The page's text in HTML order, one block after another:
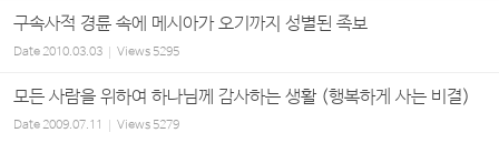
구속사적 경륜 속에 메시아가 오기까지 성별된 족보
Date2010.03.03 Views 5295
모든 사람을 위하여 하나님께 감사하는 생활 (행복하게 사는 비결)
Date2009.07.11 Views 5279